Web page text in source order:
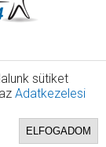
sütiket
Adatkezelesi
ELFOGADOM